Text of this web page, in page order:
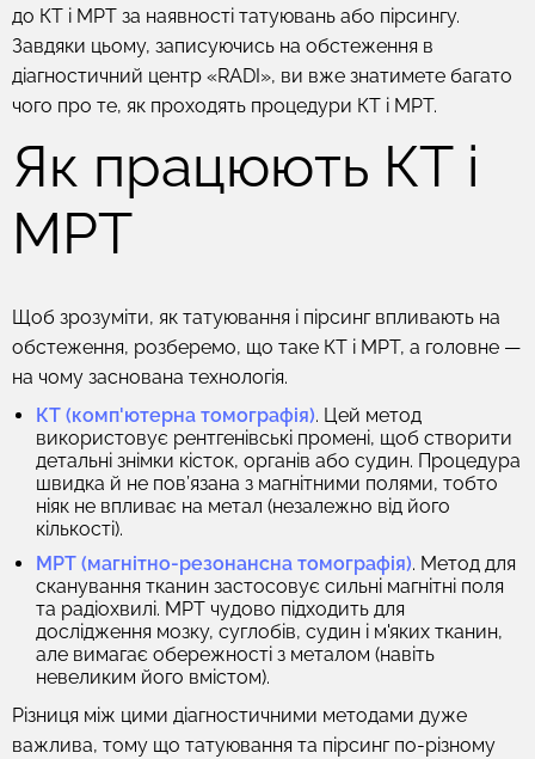
до КТ і МРТ за наявності татуювань або пірсингу.
Завдяки цьому, записуючись на обстеження в
діагностичний центр «RADI», ви вже знатимете багато
чого про те, як проходять процедури КТ і МРТ.
Як працюють КТ і
МРТ
Щоб зрозуміти, як татуювання і пірсинг впливають на
обстеження, розберемо, що таке КТ і МРТ, а головне —
на чому заснована технологія.
КТ (комп'ютерна томографія). Цей метод
використовує рентгенівські промені, щоб створити
детальні знімки кісток, органів або судин. Процедура
швидка й не пов’язана з магнітними полями, тобто
ніяк не впливає на метал (незалежно від його
кількості).
МРТ (магнітно-резонансна томографія). Метод для
сканування тканин застосовує сильні магнітні поля
та радіохвилі. МРТ чудово підходить для
дослідження мозку, суглобів, судин і м'яких тканин,
але вимагає обережності з металом (навіть
невеликим його вмістом).
Різниця між цими діагностичними методами дуже
важлива, тому що татуювання та пірсинг по-різному